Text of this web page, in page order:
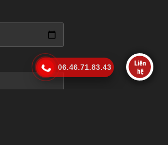
06.46.71.83.43